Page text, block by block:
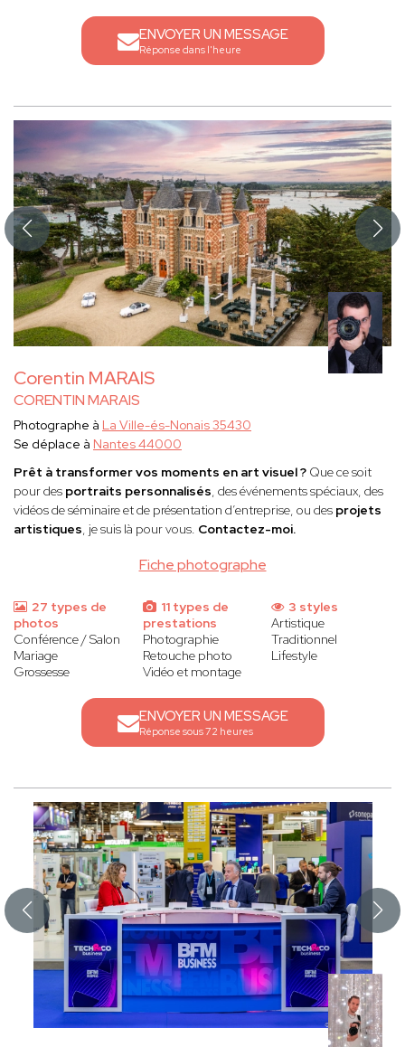
ENVOYER UN MESSAGE
Réponse dans l'heure
Corentin MARAIS
CORENTIN MARAIS
Fiche photographe
Photographe à La Ville-és-Nonais 35430
Se déplace à Nantes 44000
Prêt à transformer vos moments en art visuel ? Que ce soit
pour des portraits personnalisés, des événements spéciaux, des
vidéos de séminaire et de présentation d’entreprise, ou des projets
artistiques, je suis là pour vous. Contactez-moi.
27 types de
photos
Conférence / Salon
Mariage
Grossesse
11 types de
prestations
Photographie
Retouche photo
Vidéo et montage
3 styles
Artistique
Traditionnel
Lifestyle
ENVOYER UN MESSAGE
Réponse sous 72 heures